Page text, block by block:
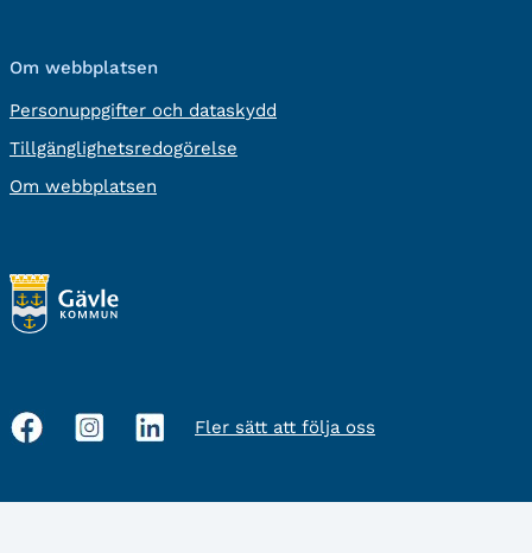
Om webbplatsen
Personuppgifter och dataskydd
Tillgänglighetsredogörelse
Om webbplatsen
Sociala
Fler sätt att följa oss